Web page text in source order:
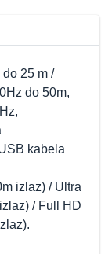
25 m /
do 50m,
kabela
izlaz) / Ultra
/ Full HD